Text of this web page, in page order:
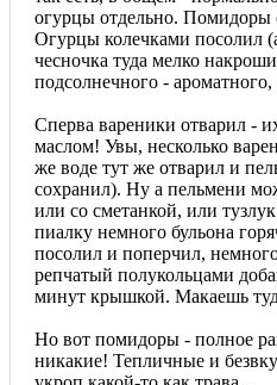
огурцы отдельно. Помидоры
Огурцы колечками посолил
чесночка туда мелко
подсолнечного -
Сперва вареники отварил -
маслом! Увы, несколько
же воде тут же отварил и
сохранил). Ну а пельмени
или со сметанкой, или
пиалку немного бульона
посолил и поперчил,
репчатый полукольцами
минут крышкой. Макаешь
Но вот помидоры - полное
никакие! Тепличные и